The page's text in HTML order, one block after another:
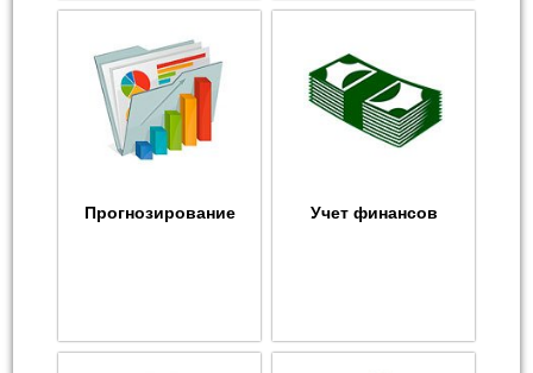
Прогнозирование Учет финансов